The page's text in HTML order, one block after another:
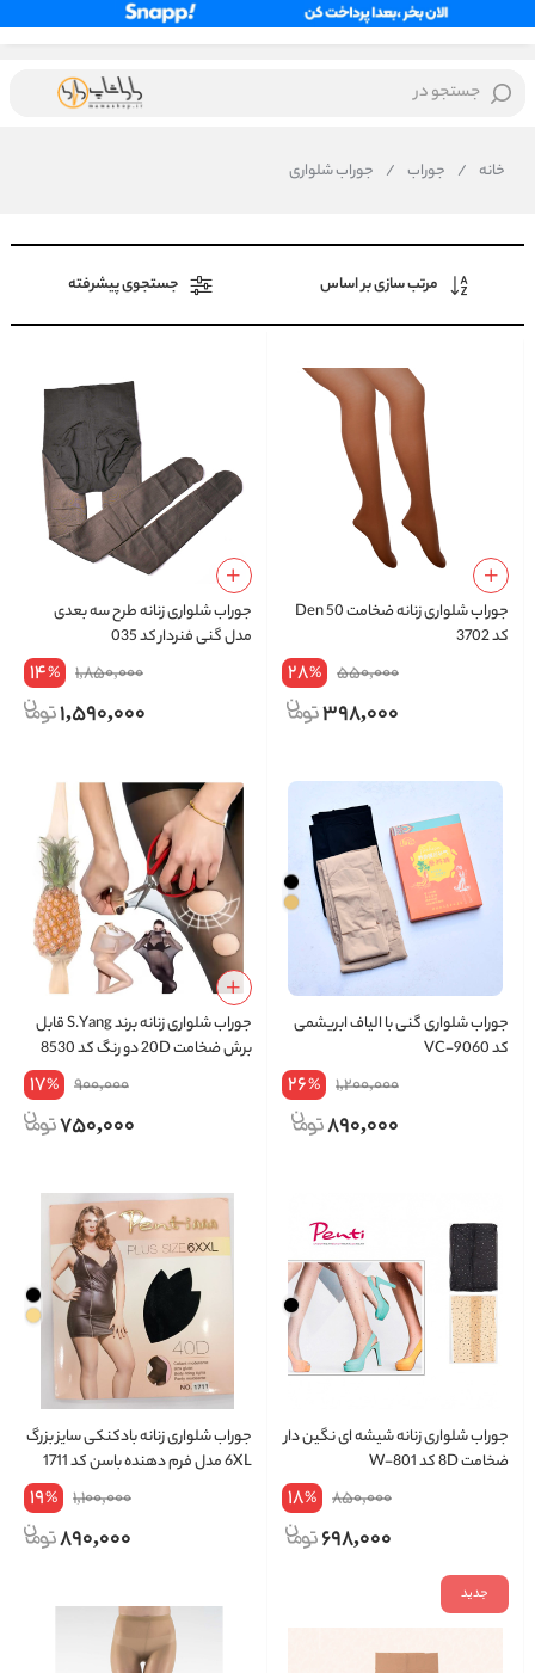
جستجو در
خانه / جوراب / جوراب شلواری
مرتب سازی بر اساس جستجوی پیشرفته
جوراب شلواری زنانه ضخامت 50 Den
کد 3702
550,000
28%
398,000
جوراب شلواری زنانه طرح سه بعدی
مدل گنی فنردار کد 035
1,850,000
14%
1,590,000
جوراب شلواری گنی با الیاف ابریشمی
کد VC-9060
1,200,000
26%
890,000
جوراب شلواری زنانه برند S.Yang قابل
برش ضخامت 20D دو رنگ کد 8530
900,000
17%
750,000
جوراب شلواری زنانه شیشه ای نگین دار
ضخامت 8D کد W-801
850,000
18%
698,000
جوراب شلواری زنانه بادکنکی سایز بزرگ
6XL مدل فرم دهنده باسن کد 1711
1,100,000
19%
890,000
جدید